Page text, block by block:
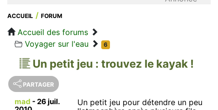
ACCUEIL FORUM
Accueil des forums
Voyager sur l'eau
6
Un petit jeu : trouvez le kayak !
PARTAGER
mad - 26 juil.
Un petit jeu pour détendre un peu